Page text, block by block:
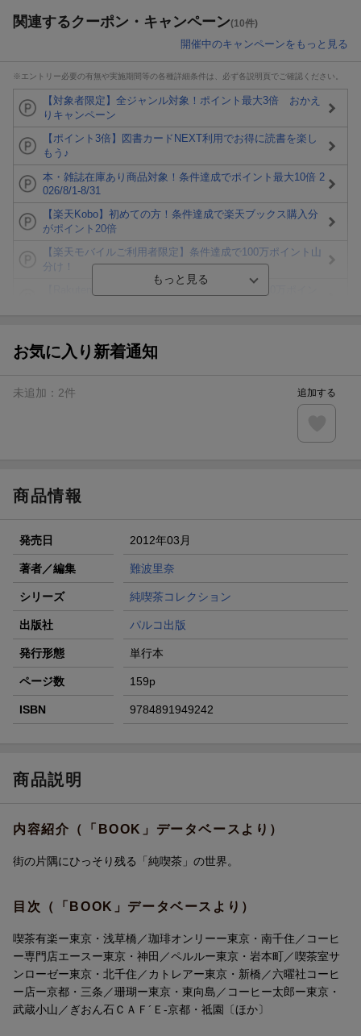
関連するクーポン・キャンペーン(10件)
開催中のキャンペーンをもっと見る
※エントリー必要の有無や実施期間等の各種詳細条件は、必ず各説明頁でご確認ください。
【対象者限定】全ジャンル対象！ポイント最大3倍 おかえ
りキャンペーン
【ポイント3倍】図書カードNEXT利用でお得に読書を楽し
もう♪
本・雑誌在庫あり商品対象！条件達成でポイント最大10倍 2
026/8/1-8/31
【楽天Kobo】初めての方！条件達成で楽天ブックス購入分
がポイント20倍
【楽天モバイルご利用者限定】条件達成で100万ポイント山
分け！
が当たる！
条件達成で楽天限定・宝塚歌劇 宙組貸切公演ペアチケット
エントリー＆条件達成で『鬼滅の刃』オリジナルきんちゃく
お気に入り新着通知
未追加： 2件 追加する
商品情報
発売日 2012年03月
著者／編集 難波里奈
シリーズ 純喫茶コレクション
出版社 パルコ出版
発行形態 単行本
ページ数 159p
ISBN 9784891949242
商品説明
内容紹介（「BOOK」データベースより）
街の片隅にひっそり残る「純喫茶」の世界。
目次（「BOOK」データベースより）
喫茶有楽ー東京・浅草橋／珈琲オンリーー東京・南千住／コーヒ
ー専門店エースー東京・神田／ペルルー東京・岩本町／喫茶室サ
ンローゼー東京・北千住／カトレアー東京・新橋／六曜社コーヒ
ー店ー京都・三条／珊瑚ー東京・東向島／コーヒー太郎ー東京・
武蔵小山／ぎおん石ＣＡＦ´Ｅ-京都・祗園〔ほか〕